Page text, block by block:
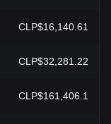
CLP$16,140.61
CLP$32,281.22
CLP$161,406.1